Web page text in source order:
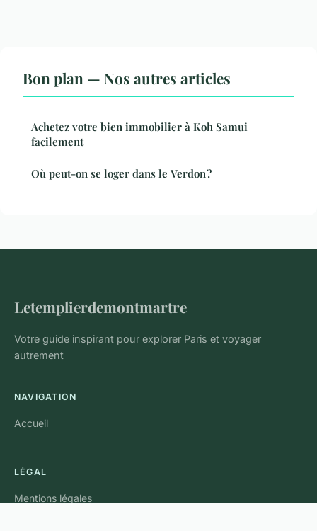
Bon plan — Nos autres articles
Achetez votre bien immobilier à Koh Samui
facilement
Où peut-on se loger dans le Verdon ?
Letemplierdemontmartre
Votre guide inspirant pour explorer Paris et voyager
autrement
NAVIGATION
Accueil
LÉGAL
Mentions légales